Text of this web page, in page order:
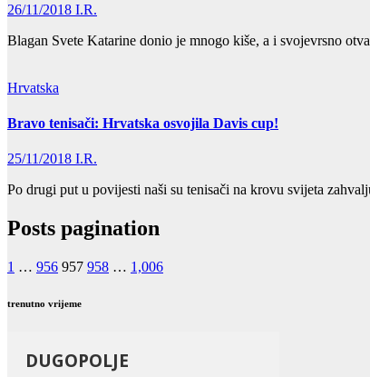
26/11/2018 I.R.
Blagan Svete Katarine donio je mnogo kiše, a i svojevrsno
Hrvatska
Bravo tenisači: Hrvatska osvojila Davis cup!
25/11/2018 I.R.
Po drugi put u povijesti naši su tenisači na krovu svijeta
Posts pagination
1 … 956 957 958 … 1,006
trenutno vrijeme